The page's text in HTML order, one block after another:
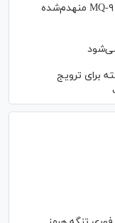
اولین تصاویر لاشه F-۱۵ آمریکا و پهپاد MQ-۹ منهدم‌شده
برای ترویج